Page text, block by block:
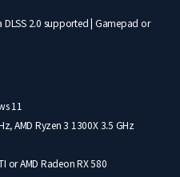
DLSS 2.0 supported | Gamepad or
11
AMD Ryzen 3 1300X 3.5 GHz
or AMD Radeon RX 580